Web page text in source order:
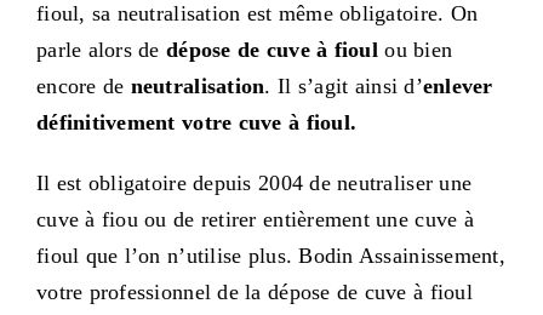
fioul, sa neutralisation est même obligatoire. On
parle alors dedépose de cuve à fioulou bien
encore de neutralisation. Il s’agit ainsi d’enlever
définitivement votre cuve à fioul.
Il est obligatoire depuis 2004 de neutraliser une
cuve à fiou ou de retirer entièrement une cuve à
fioul que l’on n’utilise plus. Bodin Assainissement,
votre professionnel de la dépose de cuve à fioul